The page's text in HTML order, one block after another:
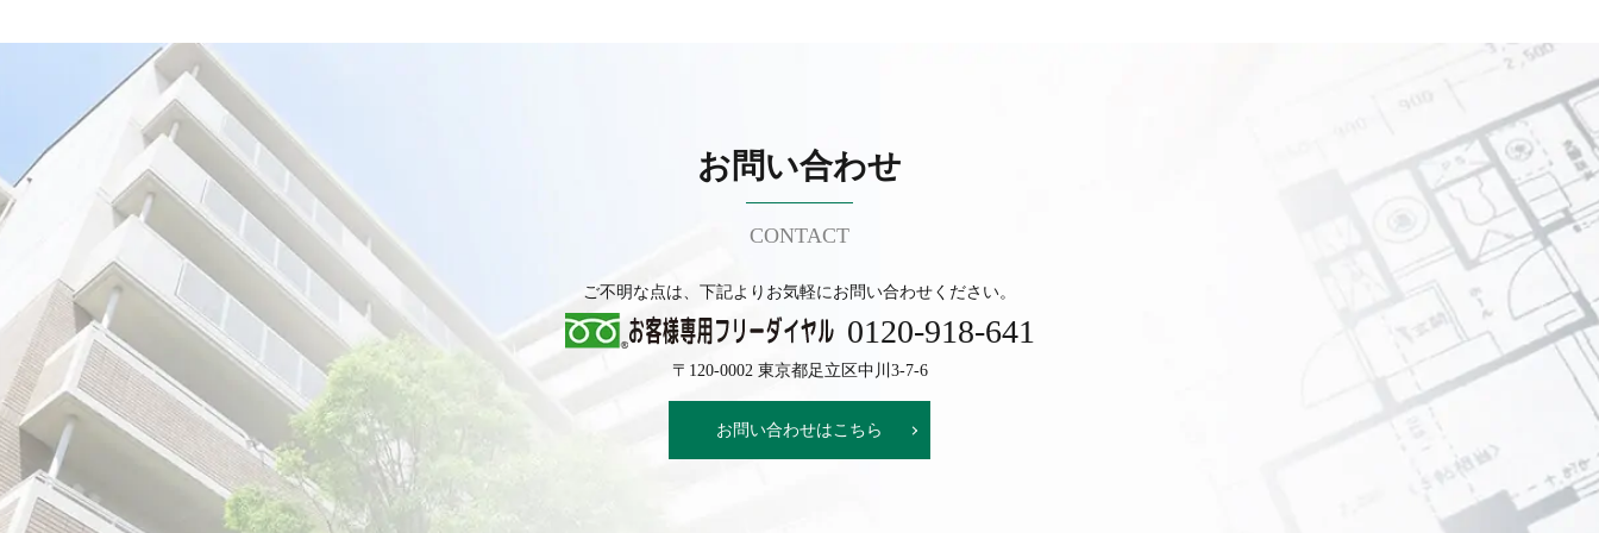
お問い合わせ
CONTACT
ご不明な点は、下記よりお気軽にお問い合わせください。
0120-918-641
〒120-0002 東京都足立区中川3-7-6
お問い合わせはこちら